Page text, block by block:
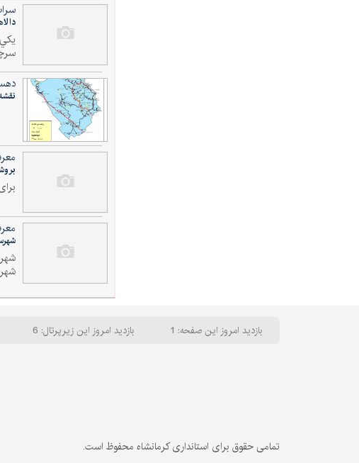
بازدید امروز این صفحه: 1 بازدید امروز این زیرپرتال: 6
تمامی حقوق برای استانداری کرمانشاه محفوظ است.